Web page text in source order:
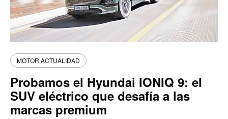
MOTOR ACTUALIDAD
Probamos el Hyundai IONIQ 9: el
SUV eléctrico que desafía a las
marcas premium